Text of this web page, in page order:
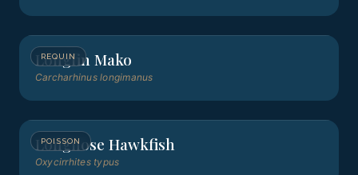
REQUIN
Longfin Mako
Carcharhinus longimanus
POISSON
Longnose Hawkfish
Oxycirrhites typus